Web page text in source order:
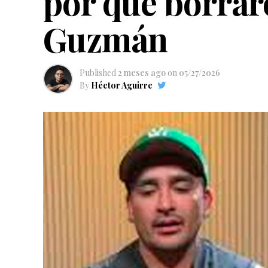
Guzmán
Published2 meses ago on 05/27/2026
By Héctor Aguirre